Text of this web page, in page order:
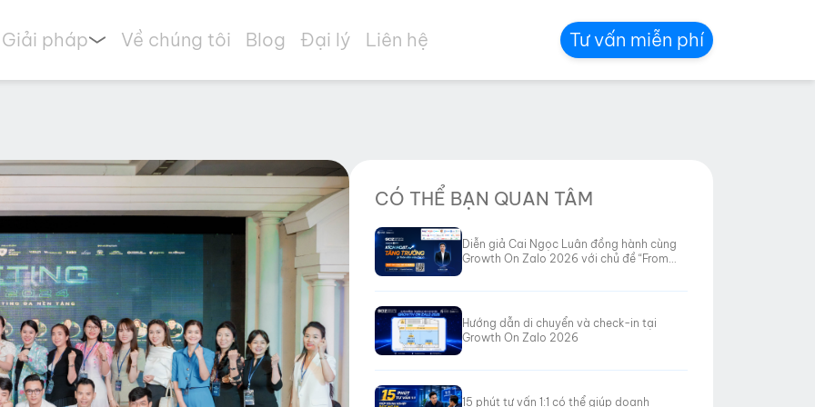
Giải pháp Về chúng tôi Blog Đại lý Liên hệ Tư vấn miễn phí
CÓ THỂ BẠN QUAN TÂM
Diễn giả Cai Ngọc Luân đồng hành cùng
Growth On Zalo 2026 với chủ đề “From
Hướng dẫn di chuyển và check-in tại
Growth On Zalo 2026
15 phút tư vấn 1:1 có thể giúp doanh